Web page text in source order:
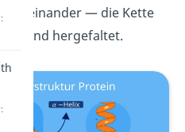
— die Kette
und hergefaltet.